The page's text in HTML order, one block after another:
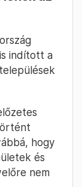
indított a
hogy
és
nem